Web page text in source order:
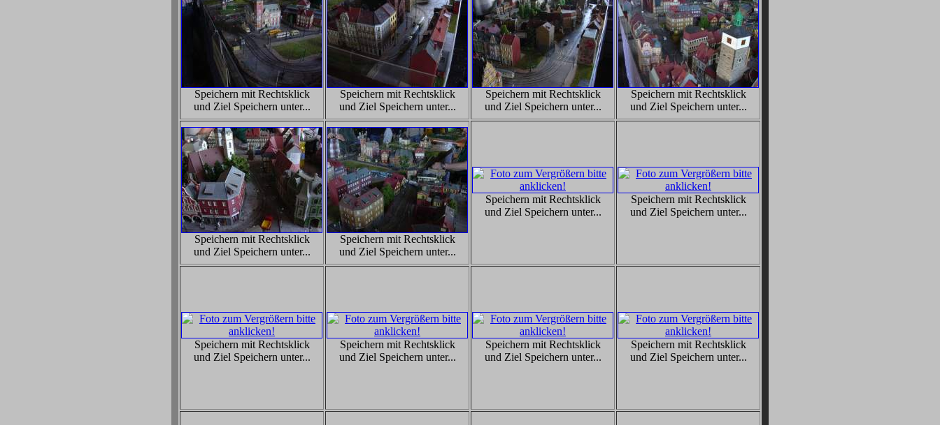
Speichern mit Rechtsklick
und Ziel Speichern unter...
Speichern mit Rechtsklick
und Ziel Speichern unter...
Speichern mit Rechtsklick
und Ziel Speichern unter...
Speichern mit Rechtsklick
und Ziel Speichern unter...
Speichern mit Rechtsklick
und Ziel Speichern unter...
Speichern mit Rechtsklick
und Ziel Speichern unter...
Speichern mit Rechtsklick
und Ziel Speichern unter...
Speichern mit Rechtsklick
und Ziel Speichern unter...
Speichern mit Rechtsklick
und Ziel Speichern unter...
Speichern mit Rechtsklick
und Ziel Speichern unter...
Speichern mit Rechtsklick
und Ziel Speichern unter...
Speichern mit Rechtsklick
und Ziel Speichern unter...